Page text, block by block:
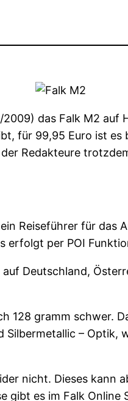
das Falk M2 auf
für 99,95 Euro ist
Redakteure
Reiseführer für das
erfolgt per POI
Deutschland,
128 gramm schwer.
–
nicht. Dieses
gibt es im Falk Online